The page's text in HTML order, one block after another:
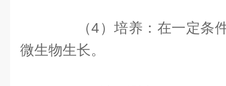
（4）培养：在一定条件
微生物生长。